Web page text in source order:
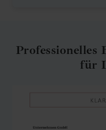
Professionelles
für